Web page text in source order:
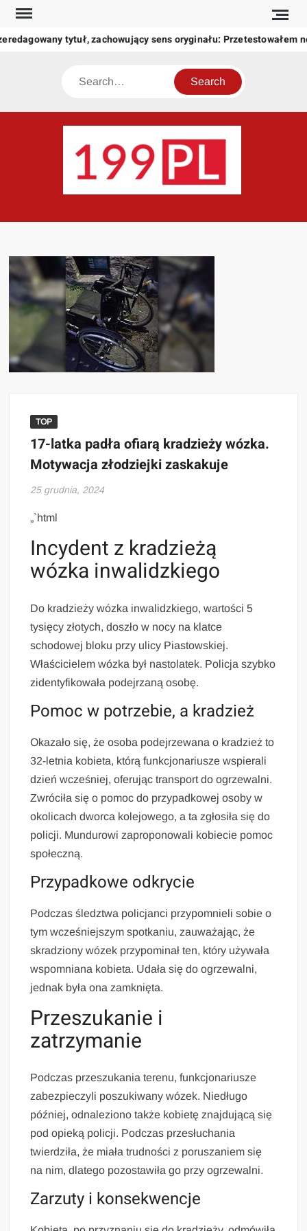
Skip
content
tytuł, zachowujący sens oryginału: Przetestowałem
Search
świat
TOP
17-latka padła ofiarą kradzieży wózka.
Motywacja złodziejki zaskakuje
25 grudnia, 2024
„`html
Incydent z kradzieżą
wózka inwalidzkiego
Do kradzieży wózka inwalidzkiego, wartości 5
tysięcy złotych, doszło w nocy na klatce
schodowej bloku przy ulicy Piastowskiej.
Właścicielem wózka był nastolatek. Policja szybko
zidentyfikowała podejrzaną osobę.
Pomoc w potrzebie, a kradzież
Okazało się, że osoba podejrzewana o kradzież to
32-letnia kobieta, którą funkcjonariusze wspierali
dzień wcześniej, oferując transport do ogrzewalni.
Zwróciła się o pomoc do przypadkowej osoby w
okolicach dworca kolejowego, a ta zgłosiła się do
policji. Mundurowi zaproponowali kobiecie pomoc
społeczną.
Przypadkowe odkrycie
Podczas śledztwa policjanci przypomnieli sobie o
tym wcześniejszym spotkaniu, zauważając, że
skradziony wózek przypominał ten, który używała
wspomniana kobieta. Udała się do ogrzewalni,
jednak była ona zamknięta.
Przeszukanie i
zatrzymanie
Podczas przeszukania terenu, funkcjonariusze
zabezpieczyli poszukiwany wózek. Niedługo
później, odnaleziono także kobietę znajdującą się
pod opieką policji. Podczas przesłuchania
twierdziła, że miała trudności z poruszaniem się
na nim, dlatego pozostawiła go przy ogrzewalni.
Zarzuty i konsekwencje